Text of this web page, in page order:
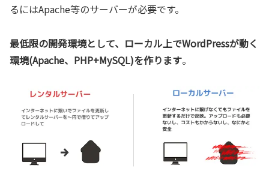
るにはApache等のサーバーが必要です。
最低限の開発環境として、ローカル上でWordPressが動く
環境(Apache、PHP+MySQL)を作ります。